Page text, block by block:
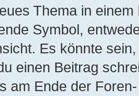
Thema in
Symbol,
Es könnte
einen Beitrag
am Ende der